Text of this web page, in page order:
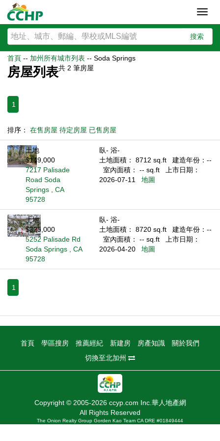
搜索
首頁 -- 加州所有城市列表 -- Soda Springs
房屋列表共 2 筆房屋
1
排序： 在售房屋 待定房屋 已售房屋
土地
$149,000
7217 Palisade
Road Soda
Springs , CA
95728
臥- 浴-
土地面積： 8712 sq.ft
建造年份：--
室內面積： -- sq.ft
上市日期：
2026-07-11
地圖
土地
$325,000
5252 Palisade Rd
Soda Springs , CA
95728
臥- 浴-
土地面積： 8720 sq.ft
建造年份：--
室內面積： -- sq.ft
上市日期：
2026-04-20
地圖
1
首頁 學區搜房 推薦經紀 新建房 房產知識
關於我們
切換至北加州
Copyright © 2005-2026 ccyp.com Inc.華人地產網
All Rights Reserved
The Onion Realty Group Gorden Kao Team CA DRE #01849444